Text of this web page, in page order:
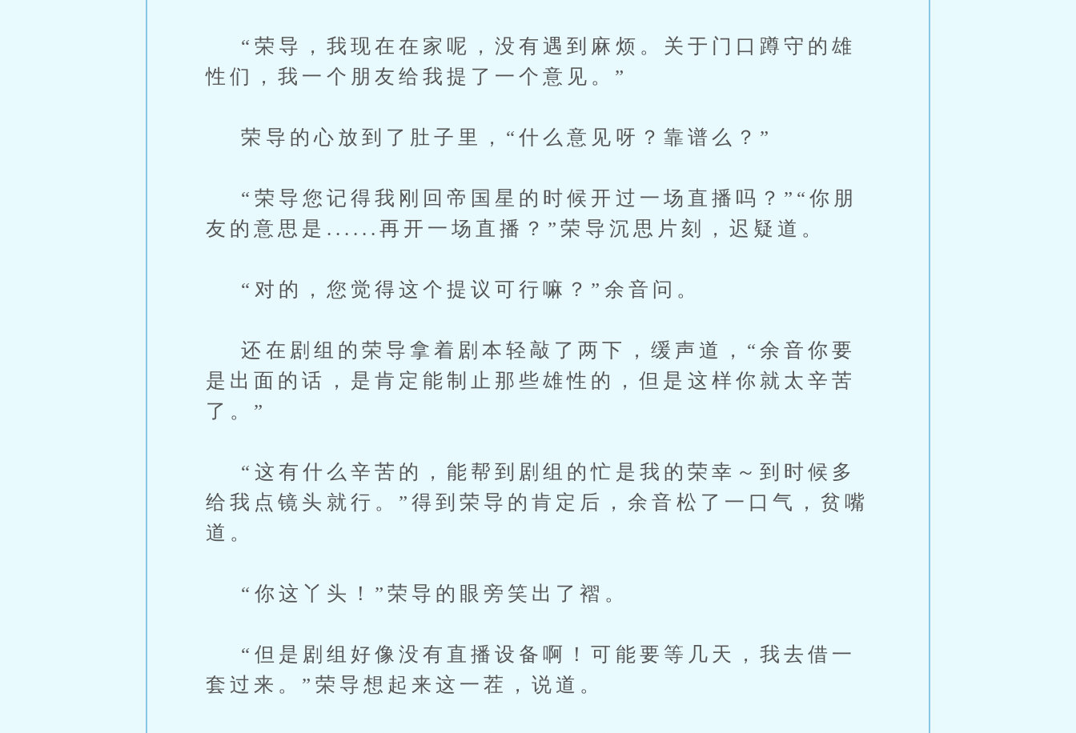
“荣导，我现在在家呢，没有遇到麻烦。关于门口蹲守的雄
性们，我一个朋友给我提了一个意见。”
荣导的心放到了肚子里，“什么意见呀？靠谱么？”
“荣导您记得我刚回帝国星的时候开过一场直播吗？”“你朋
友的意思是......再开一场直播？”荣导沉思片刻，迟疑道。
“对的，您觉得这个提议可行嘛？”余音问。
还在剧组的荣导拿着剧本轻敲了两下，缓声道，“余音你要
是出面的话，是肯定能制止那些雄性的，但是这样你就太辛苦
了。”
“这有什么辛苦的，能帮到剧组的忙是我的荣幸～到时候多
给我点镜头就行。”得到荣导的肯定后，余音松了一口气，贫嘴
道。
“你这丫头！”荣导的眼旁笑出了褶。
“但是剧组好像没有直播设备啊！可能要等几天，我去借一
套过来。”荣导想起来这一茬，说道。